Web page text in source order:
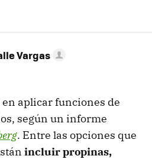
Vargas
aplicar funciones de
según un informe
. Entre las opciones que
incluir propinas,